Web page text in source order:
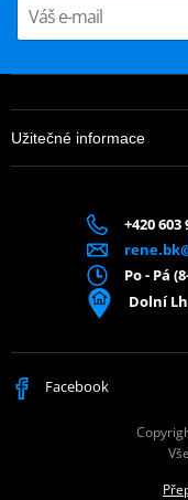
Užitečné informace
+420 603
Po - Pá
Dolní
Facebook